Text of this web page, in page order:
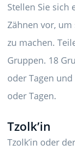
Stellen Sie sich
Zähnen vor,
zu machen.
Gruppen. 18
oder Tagen
oder Tagen.
Tzolk’in
Tzolk’in oder